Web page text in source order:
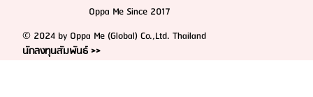
Oppa Me Since 2017
© 2024 by Oppa Me (Global) Co.,Ltd. Thailand
นักลงทุนสัมพันธ์ >>